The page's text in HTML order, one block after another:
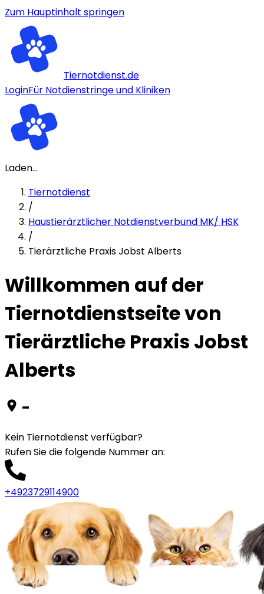
Zum Hauptinhalt springen
Tiernotdienst.de
LoginFür Notdienstringe und Kliniken
Laden...
Tiernotdienst
/
Haustierärztlicher Notdienstverbund MK/ HSK
/
Tierärztliche Praxis Jobst Alberts
Willkommen auf der
Tiernotdienstseite von
Tierärztliche Praxis Jobst
Alberts
-
Kein Tiernotdienst verfügbar?
Rufen Sie die folgende Nummer an:
+4923729114900